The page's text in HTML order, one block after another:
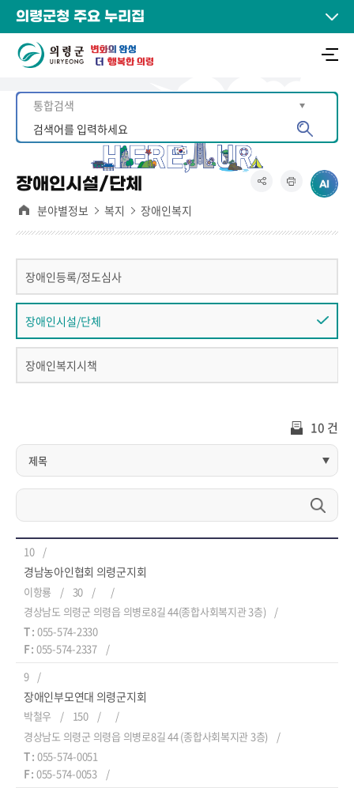
의령군청 주요 누리집
장애인시설/단체
분야별정보 복지 장애인복지
장애인등록/정도심사
장애인시설/단체
장애인복지시책
10 건
10
경남농아인협회 의령군지회
이항룡
30
경상남도 의령군 의령읍 의병로8길 44(종합사회복지관 3층)
T : 055-574-2330
F : 055-574-2337
9
장애인부모연대 의령군지회
박철우
150
경상남도 의령군 의령읍 의병로8길 44 (종합사회복지관 3층)
T : 055-574-0051
F : 055-574-0053